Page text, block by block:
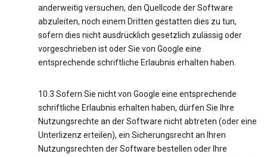
anderweitig versuchen, den Quellcode der Software
abzuleiten, noch einem Dritten gestatten dies zu tun,
sofern dies nicht ausdrücklich gesetzlich zulässig oder
vorgeschrieben ist oder Sie von Google eine
entsprechende schriftliche Erlaubnis erhalten haben.
10.3 Sofern Sie nicht von Google eine entsprechende
schriftliche Erlaubnis erhalten haben, dürfen Sie Ihre
Nutzungsrechte an der Software nicht abtreten (oder eine
Unterlizenz erteilen), ein Sicherungsrecht an Ihren
Nutzungsrechten der Software bestellen oder Ihre